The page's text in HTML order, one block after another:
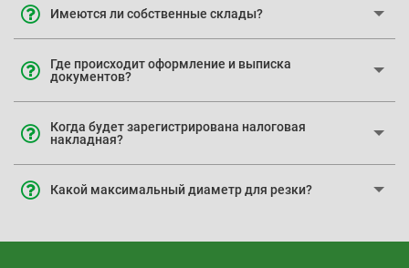
Имеются ли собственные склады?
Где происходит оформление и выписка
документов?
Когда будет зарегистрирована налоговая
накладная?
Какой максимальный диаметр для резки?